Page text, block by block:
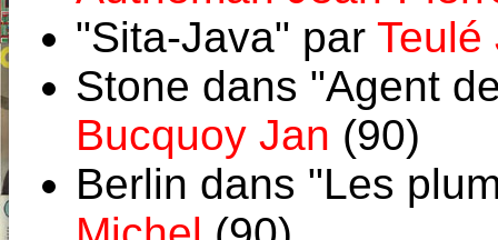
"Sita-Java" par Teulé
Stone dans "Agent
Bucquoy Jan (90)
Berlin dans "Les